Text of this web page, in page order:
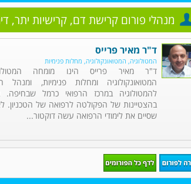
מנהלי פורום קרישת דם, קרישיות יתר,
ד"ר מאיר פרייס
המטולוגיה, המטואונקולוגיה, מחלות פנימיות
ד"ר מאיר פרייס הינו מומחה
המטואונקולוגיה ומחלות פנימיות, ומנהל
להמטולוגיה במרכז הרפואי כרמל שבחיפה.
בהצטיינות של הפקולטה לרפואה של הטכניון.
שסיים את לימודי הרפואה עשה דוקטור...